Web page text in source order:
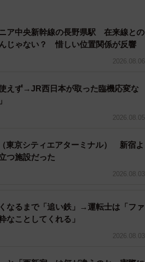
の文字が！
1番線、2番線…と番号が振られていま
。よって、気づかれた人もいるかも
）が1番線、2番線となっているのに対
方面）が1番線、2番線…と振られてお
ることが分かります。
があるとは限りません。
線のホームと合わせて日本一長いホ
工事に伴い、番号が整理され、現在は
はホームがない貨物列車などが通過
ア中央新幹線の長野県駅 在来線との
じゃない？ 惜しい位置関係が反響
2026.08.06
えず→JR西日本が取った臨機応変な
2026.08.05
東京シティエアターミナル） 新宿よ
つ施設だった
2026.08.03
なるまで「追い鉄」→運転士は「ファ
なことしてくれる」
2026.08.03